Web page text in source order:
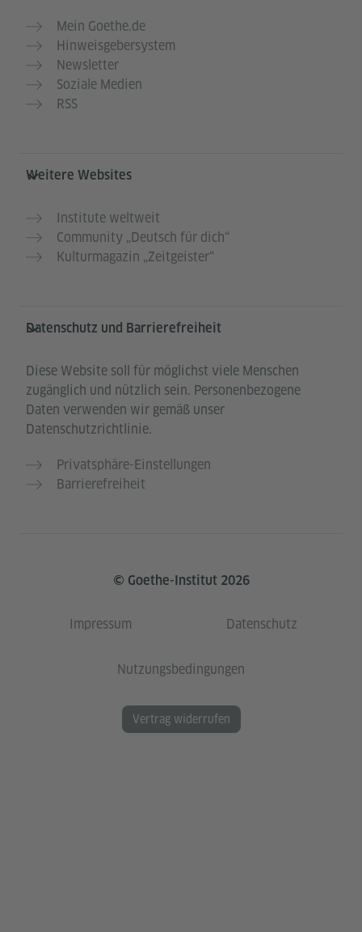
Mein Goethe.de
Hinweisgebersystem
Newsletter
Soziale Medien
RSS
Weitere Websites
Institute weltweit
Community „Deutsch für dich“
Kulturmagazin „Zeitgeister“
Datenschutz und Barrierefreiheit
Diese Website soll für möglichst viele Menschen
zugänglich und nützlich sein. Personenbezogene
Daten verwenden wir gemäß unser
Datenschutzrichtlinie.
Privatsphäre-Einstellungen
Barrierefreiheit
© Goethe-Institut 2026
Impressum Datenschutz
Nutzungsbedingungen
Vertrag widerrufen